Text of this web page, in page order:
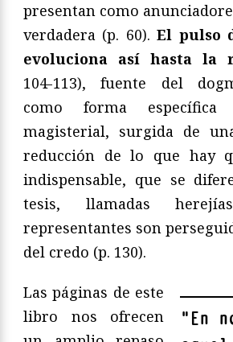
presentan como
verdadera (p. 60).El pulso
evoluciona así hasta la
104-113), fuente del
como forma específica
magisterial, surgida de
reducción de lo que hay
indispensable, que se
tesis, llamadas
representantes son
del credo (p. 130).
"En
Las páginas de este
libro nos ofrecen